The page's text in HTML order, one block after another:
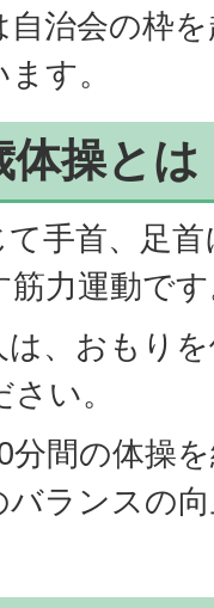
治会の枠
す。
体操とは
手首、足
力運動で
、おもり
い。
分間の体操
バランスの